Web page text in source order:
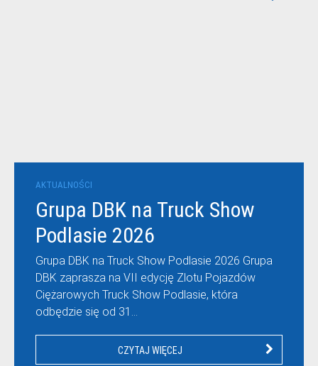
AKTUALNOŚCI
Grupa DBK na Truck Show
Podlasie 2026
Grupa DBK na Truck Show Podlasie 2026 Grupa
DBK zaprasza na VII edycję Zlotu Pojazdów
Ciężarowych Truck Show Podlasie, która
odbędzie się od 31…
CZYTAJ WIĘCEJ